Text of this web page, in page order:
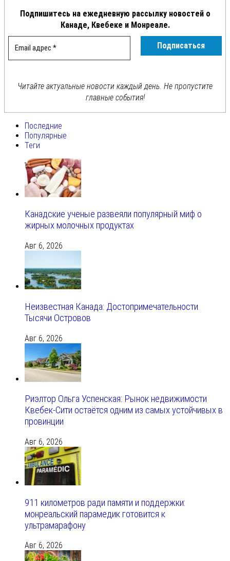
Подпишитесь на ежедневную рассылку новостей о
Канаде, Квебеке и Монреале.
Читайте актуальные новости каждый день. Не пропустите
главные события!
Последние
Популярные
Теги
Канадские ученые развеяли популярный миф о
жирных молочных продуктах
Авг 6, 2026
Неизвестная Канада: Достопримечательности
Тысячи Островов
Авг 6, 2026
Риэлтор Ольга Успенская: Рынок недвижимости
Квебек-Сити остаётся одним из самых устойчивых в
провинции
Авг 6, 2026
911 километров ради памяти и поддержки:
монреальский парамедик готовится к
ультрамарафону
Авг 6, 2026